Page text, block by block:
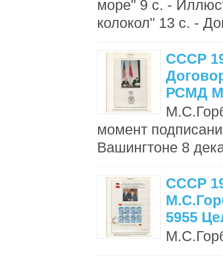
море" 9 с. -
колокол" 13 с. -
СССР
РСМД
момент
Вашингтоне 8
СССР
5955